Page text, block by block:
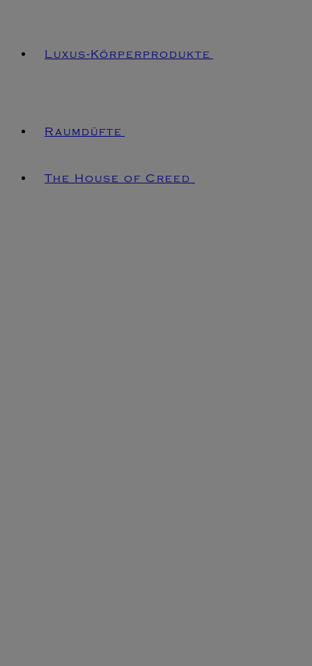
Luxus-Körperprodukte
Raumdüfte
The House of Creed